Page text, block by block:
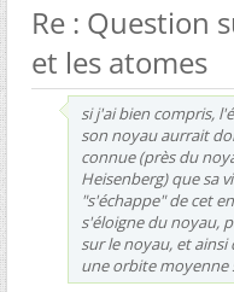
Re : Question
et les atomes
si j'ai bien compris,
son noyau aurrait
connue (près du
Heisenberg) que sa
"s'échappe" de cet
s'éloigne du noyau,
sur le noyau, et
une orbite moyenne